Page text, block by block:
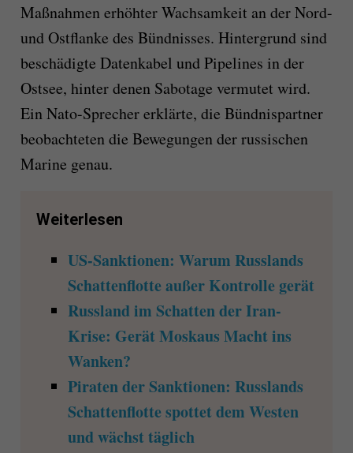
Maßnahmen erhöhter Wachsamkeit an der Nord-
und Ostflanke des Bündnisses. Hintergrund sind
beschädigte Datenkabel und Pipelines in der
Ostsee, hinter denen Sabotage vermutet wird.
Ein Nato-Sprecher erklärte, die Bündnispartner
beobachteten die Bewegungen der russischen
Marine genau.
Weiterlesen
US-Sanktionen: Warum Russlands
Schattenflotte außer Kontrolle gerät
Russland im Schatten der Iran-
Krise: Gerät Moskaus Macht ins
Wanken?
Piraten der Sanktionen: Russlands
Schattenflotte spottet dem Westen
und wächst täglich